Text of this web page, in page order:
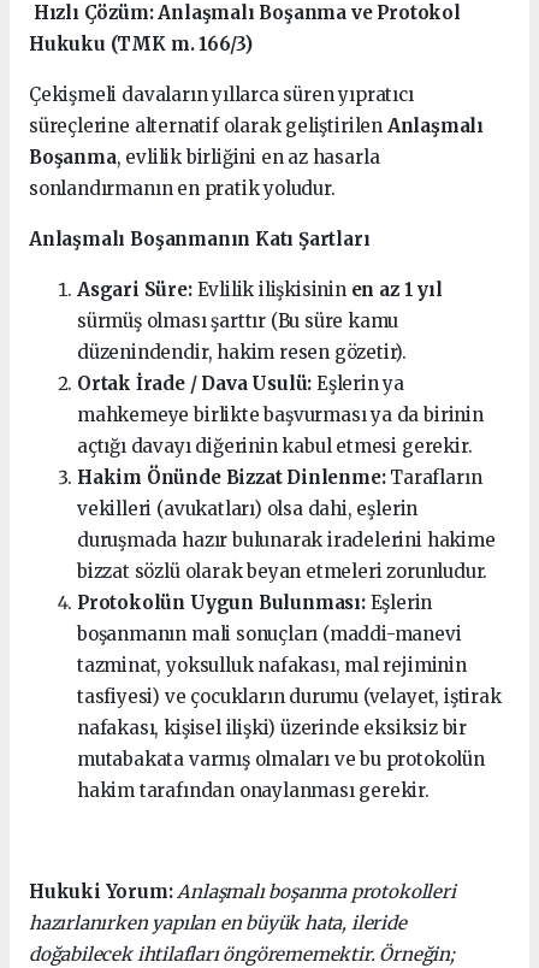
Hızlı Çözüm: Anlaşmalı Boşanma ve Protokol
Hukuku (TMK m. 166/3)
Çekişmeli davaların yıllarca süren yıpratıcı
süreçlerine alternatif olarak geliştirilen Anlaşmalı
Boşanma, evlilik birliğini en az hasarla
sonlandırmanın en pratik yoludur.
Anlaşmalı Boşanmanın Katı Şartları
Asgari Süre:Evlilik ilişkisinin en az 1 yıl
sürmüş olması şarttır (Bu süre kamu
düzenindendir, hakim resen gözetir).
Ortak İrade / Dava Usulü: Eşlerin ya
mahkemeye birlikte başvurması ya da birinin
açtığı davayı diğerinin kabul etmesi gerekir.
Hakim Önünde Bizzat Dinlenme:Tarafların
vekilleri (avukatları) olsa dahi, eşlerin
duruşmada hazır bulunarak iradelerini hakime
bizzat sözlü olarak beyan etmeleri zorunludur.
Protokolün Uygun Bulunması:Eşlerin
boşanmanın mali sonuçları (maddi-manevi
tazminat, yoksulluk nafakası, mal rejiminin
tasfiyesi) ve çocukların durumu (velayet, iştirak
nafakası, kişisel ilişki) üzerinde eksiksiz bir
mutabakata varmış olmaları ve bu protokolün
hakim tarafından onaylanması gerekir.
Hukuki Yorum: Anlaşmalı boşanma protokolleri
hazırlanırken yapılan en büyük hata, ileride
doğabilecek ihtilafları öngörememektir. Örneğin;